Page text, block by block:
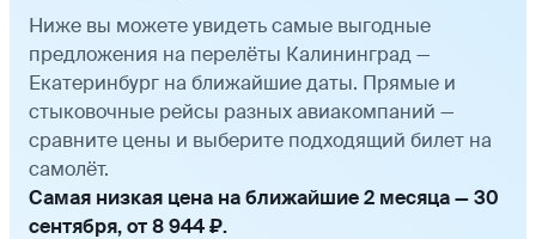
Ниже вы можете увидеть самые выгодные
предложения на перелёты Калининград —
Екатеринбург на ближайшие даты. Прямые и
стыковочные рейсы разных авиакомпаний —
сравните цены и выберите подходящий билет на
самолёт.
Самая низкая цена на ближайшие 2 месяца — 30
сентября, от 8 944 ₽.